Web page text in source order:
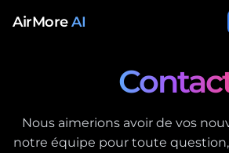
AirMoreAI
Nous aimerions avoir de vos
notre équipe pour toute